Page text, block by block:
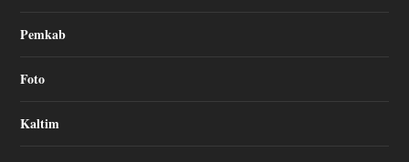
Pemkab
Foto
Kaltim